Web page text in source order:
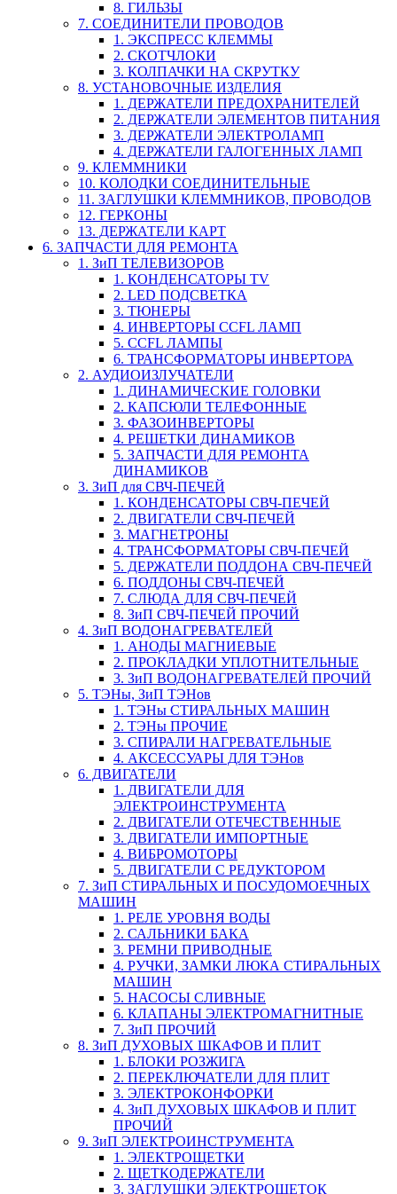
8. ГИЛЬЗЫ
7. СОЕДИНИТЕЛИ ПРОВОДОВ
1. ЭКСПРЕСС КЛЕММЫ
2. СКОТЧЛОКИ
3. КОЛПАЧКИ НА СКРУТКУ
8. УСТАНОВОЧНЫЕ ИЗДЕЛИЯ
1. ДЕРЖАТЕЛИ ПРЕДОХРАНИТЕЛЕЙ
2. ДЕРЖАТЕЛИ ЭЛЕМЕНТОВ ПИТАНИЯ
3. ДЕРЖАТЕЛИ ЭЛЕКТРОЛАМП
4. ДЕРЖАТЕЛИ ГАЛОГЕННЫХ ЛАМП
9. КЛЕММНИКИ
10. КОЛОДКИ СОЕДИНИТЕЛЬНЫЕ
11. ЗАГЛУШКИ КЛЕММНИКОВ, ПРОВОДОВ
12. ГЕРКОНЫ
13. ДЕРЖАТЕЛИ КАРТ
6. ЗАПЧАСТИ ДЛЯ РЕМОНТА
1. ЗиП ТЕЛЕВИЗОРОВ
1. КОНДЕНСАТОРЫ TV
2. LED ПОДСВЕТКА
3. ТЮНЕРЫ
4. ИНВЕРТОРЫ CCFL ЛАМП
5. CCFL ЛАМПЫ
6. ТРАНСФОРМАТОРЫ ИНВЕРТОРА
2. АУДИОИЗЛУЧАТЕЛИ
1. ДИНАМИЧЕСКИЕ ГОЛОВКИ
2. КАПСЮЛИ ТЕЛЕФОННЫЕ
3. ФАЗОИНВЕРТОРЫ
4. РЕШЕТКИ ДИНАМИКОВ
5. ЗАПЧАСТИ ДЛЯ РЕМОНТА
ДИНАМИКОВ
3. ЗиП для СВЧ-ПЕЧЕЙ
1. КОНДЕНСАТОРЫ СВЧ-ПЕЧЕЙ
2. ДВИГАТЕЛИ СВЧ-ПЕЧЕЙ
3. МАГНЕТРОНЫ
4. ТРАНСФОРМАТОРЫ СВЧ-ПЕЧЕЙ
5. ДЕРЖАТЕЛИ ПОДДОНА СВЧ-ПЕЧЕЙ
6. ПОДДОНЫ СВЧ-ПЕЧЕЙ
7. СЛЮДА ДЛЯ СВЧ-ПЕЧЕЙ
8. ЗиП СВЧ-ПЕЧЕЙ ПРОЧИЙ
4. ЗиП ВОДОНАГРЕВАТЕЛЕЙ
1. АНОДЫ МАГНИЕВЫЕ
2. ПРОКЛАДКИ УПЛОТНИТЕЛЬНЫЕ
3. ЗиП ВОДОНАГРЕВАТЕЛЕЙ ПРОЧИЙ
5. ТЭНы, ЗиП ТЭНов
1. ТЭНы СТИРАЛЬНЫХ МАШИН
2. ТЭНы ПРОЧИЕ
3. СПИРАЛИ НАГРЕВАТЕЛЬНЫЕ
4. АКСЕССУАРЫ ДЛЯ ТЭНов
6. ДВИГАТЕЛИ
1. ДВИГАТЕЛИ ДЛЯ
ЭЛЕКТРОИНСТРУМЕНТА
2. ДВИГАТЕЛИ ОТЕЧЕСТВЕННЫЕ
3. ДВИГАТЕЛИ ИМПОРТНЫЕ
4. ВИБРОМОТОРЫ
5. ДВИГАТЕЛИ С РЕДУКТОРОМ
7. ЗиП СТИРАЛЬНЫХ И ПОСУДОМОЕЧНЫХ
МАШИН
1. РЕЛЕ УРОВНЯ ВОДЫ
2. САЛЬНИКИ БАКА
3. РЕМНИ ПРИВОДНЫЕ
4. РУЧКИ, ЗАМКИ ЛЮКА СТИРАЛЬНЫХ
МАШИН
5. НАСОСЫ СЛИВНЫЕ
6. КЛАПАНЫ ЭЛЕКТРОМАГНИТНЫЕ
7. ЗиП ПРОЧИЙ
8. ЗиП ДУХОВЫХ ШКАФОВ И ПЛИТ
1. БЛОКИ РОЗЖИГА
2. ПЕРЕКЛЮЧАТЕЛИ ДЛЯ ПЛИТ
3. ЭЛЕКТРОКОНФОРКИ
4. ЗиП ДУХОВЫХ ШКАФОВ И ПЛИТ
ПРОЧИЙ
9. ЗиП ЭЛЕКТРОИНСТРУМЕНТА
1. ЭЛЕКТРОЩЕТКИ
2. ЩЕТКОДЕРЖАТЕЛИ
3. ЗАГЛУШКИ ЭЛЕКТРОЩЕТОК